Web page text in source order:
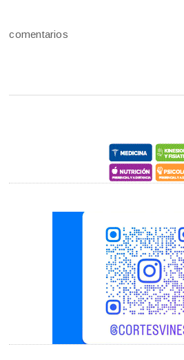
comentarios